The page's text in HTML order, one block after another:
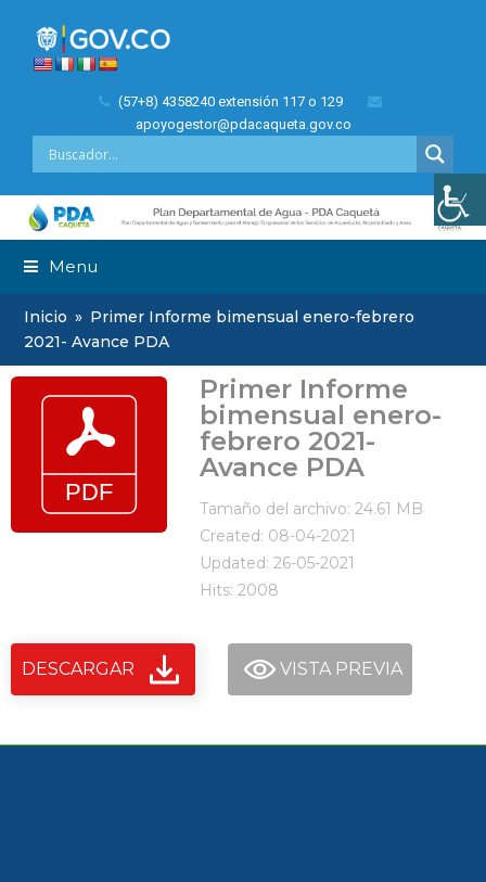
(57+8) 4358240 extensión 117 o 129
apoyogestor@pdacaqueta.gov.co
Menu
Inicio » Primer Informe bimensual enero-febrero
2021- Avance PDA
Primer Informe
bimensual enero-
febrero 2021-
Avance PDA
Tamaño del archivo: 24.61 MB
Created: 08-04-2021
Updated: 26-05-2021
Hits: 2008
DESCARGAR VISTA PREVIA